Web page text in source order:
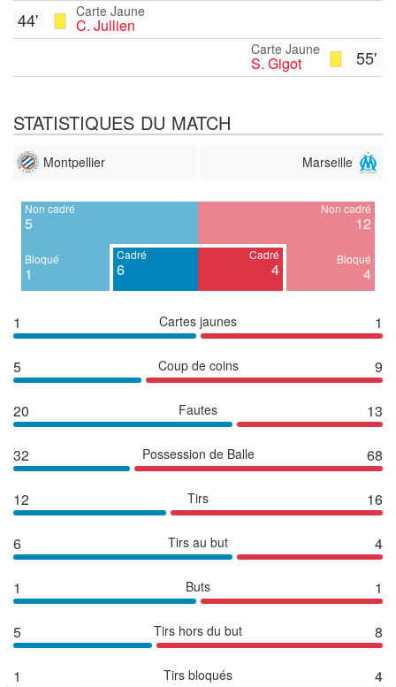
Carte Jaune
C. Jullien
44'
55'
Carte Jaune
S. Gigot
STATISTIQUES DU MATCH
Montpellier Marseille
Non cadré
5
Bloqué
1
Cadré
6
Cadré
4
Non cadré
12
Bloqué
4
1 Cartes jaunes 1
5 Coup de coins 9
20 Fautes 13
32 Possession de Balle 68
12 Tirs 16
6 Tirs au but 4
1 Buts 1
5 Tirs hors du but 8
1 Tirs bloqués 4